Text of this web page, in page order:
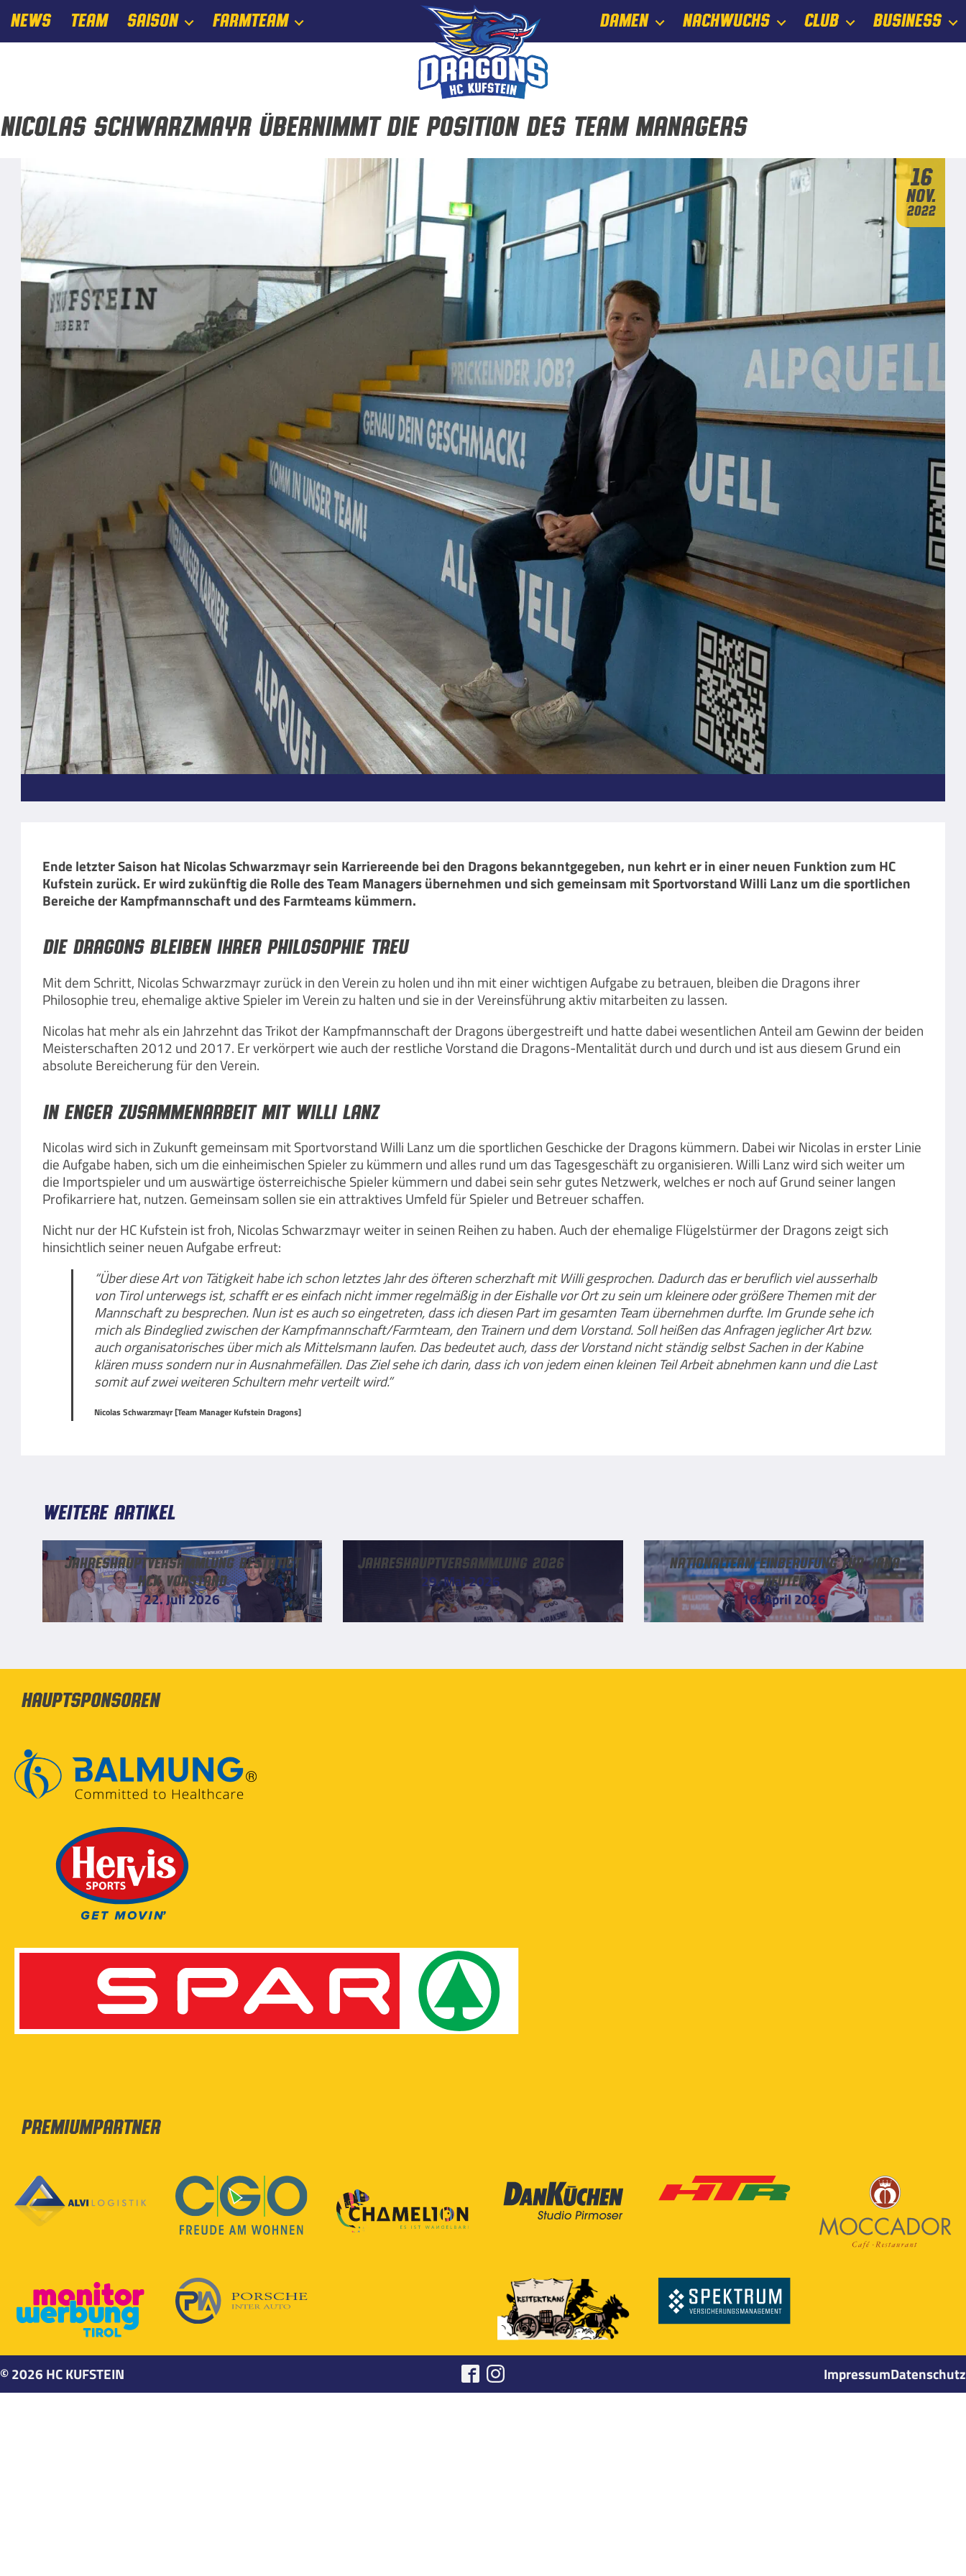
NEWS TEAM SAISON FARMTEAM DAMEN NACHWUCHS CLUB BUSINESS
Nicolas Schwarzmayr übernimmt die Position des Team Managers
16
Nov.
2022
Ende letzter Saison hat Nicolas Schwarzmayr sein Karriereende bei den Dragons bekanntgegeben, nun kehrt er in einer neuen Funktion zum HC
Kufstein zurück. Er wird zukünftig die Rolle des Team Managers übernehmen und sich gemeinsam mit Sportvorstand Willi Lanz um die sportlichen
Bereiche der Kampfmannschaft und des Farmteams kümmern.
Die Dragons bleiben ihrer Philosophie treu
Mit dem Schritt, Nicolas Schwarzmayr zurück in den Verein zu holen und ihn mit einer wichtigen Aufgabe zu betrauen, bleiben die Dragons ihrer
Philosophie treu, ehemalige aktive Spieler im Verein zu halten und sie in der Vereinsführung aktiv mitarbeiten zu lassen.
Nicolas hat mehr als ein Jahrzehnt das Trikot der Kampfmannschaft der Dragons übergestreift und hatte dabei wesentlichen Anteil am Gewinn der beiden
Meisterschaften 2012 und 2017. Er verkörpert wie auch der restliche Vorstand die Dragons-Mentalität durch und durch und ist aus diesem Grund ein
absolute Bereicherung für den Verein.
In enger Zusammenarbeit mit Willi Lanz
Nicolas wird sich in Zukunft gemeinsam mit Sportvorstand Willi Lanz um die sportlichen Geschicke der Dragons kümmern. Dabei wir Nicolas in erster Linie
die Aufgabe haben, sich um die einheimischen Spieler zu kümmern und alles rund um das Tagesgeschäft zu organisieren. Willi Lanz wird sich weiter um
die Importspieler und um auswärtige österreichische Spieler kümmern und dabei sein sehr gutes Netzwerk, welches er noch auf Grund seiner langen
Profikarriere hat, nutzen. Gemeinsam sollen sie ein attraktives Umfeld für Spieler und Betreuer schaffen.
Nicht nur der HC Kufstein ist froh, Nicolas Schwarzmayr weiter in seinen Reihen zu haben. Auch der ehemalige Flügelstürmer der Dragons zeigt sich
hinsichtlich seiner neuen Aufgabe erfreut:
“Über diese Art von Tätigkeit habe ich schon letztes Jahr des öfteren scherzhaft mit Willi gesprochen. Dadurch das er beruflich viel ausserhalb
von Tirol unterwegs ist, schafft er es einfach nicht immer regelmäßig in der Eishalle vor Ort zu sein um kleinere oder größere Themen mit der
Mannschaft zu besprechen. Nun ist es auch so eingetreten, dass ich diesen Part im gesamten Team übernehmen durfte. Im Grunde sehe ich
mich als Bindeglied zwischen der Kampfmannschaft/Farmteam, den Trainern und dem Vorstand. Soll heißen das Anfragen jeglicher Art bzw.
auch organisatorisches über mich als Mittelsmann laufen. Das bedeutet auch, dass der Vorstand nicht ständig selbst Sachen in der Kabine
klären muss sondern nur in Ausnahmefällen. Das Ziel sehe ich darin, dass ich von jedem einen kleinen Teil Arbeit abnehmen kann und die Last
somit auf zwei weiteren Schultern mehr verteilt wird.”
Nicolas Schwarzmayr [Team Manager Kufstein Dragons]
Weitere Artikel
Jahreshauptversammlung bestätigt
HCK Vorstand
22. Juli 2026
Jahreshauptversammlung 2026
29. Mai 2026
Nationalteam Einberufung für Jana
Reuter
16. April 2026
Hauptsponsoren
Premiumpartner
©2026 HC KUFSTEIN ImpressumDatenschutz